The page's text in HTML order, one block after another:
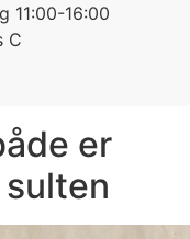
11:00-16:00
C
er